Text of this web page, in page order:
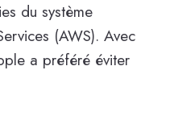
du système
(AWS). Avec
a préféré éviter